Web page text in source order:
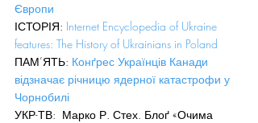
Європи
ІСТОРІЯ: Internet Encyclopedia of Ukraine
features: The History of Ukrainians in Poland
ПАМ’ЯТЬ: Конґрес Українців Канади
відзначає річницю ядерної катастрофи у
Чорнобилі
УКР-ТВ:  Марко Р. Стех. Блоґ «Очима